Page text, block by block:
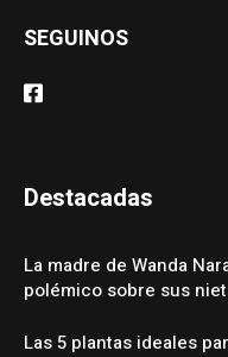
SEGUINOS
Destacadas
La madre de Wanda
polémico sobre sus
Las 5 plantas ideales